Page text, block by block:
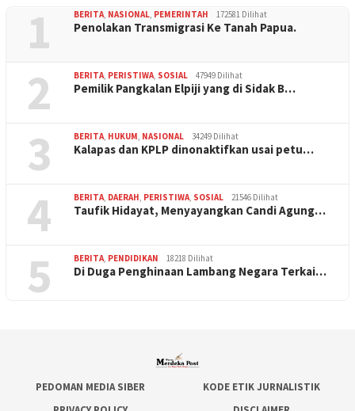
1 BERITA NASIONAL PEMERINTAH 172581 Dilihat
Penolakan Transmigrasi Ke Tanah Papua.
2 BERITA PERISTIWA SOSIAL 47949 Dilihat
Pemilik Pangkalan Elpiji yang di Sidak B…
3 BERITA HUKUM NASIONAL 34249 Dilihat
Kalapas dan KPLP dinonaktifkan usai petu…
4 BERITA DAERAH PERISTIWA SOSIAL 21546 Dilihat
Taufik Hidayat, Menyayangkan Candi Agung…
5 BERITA PENDIDIKAN 18218 Dilihat
Di Duga Penghinaan Lambang Negara Terkai…
PEDOMAN MEDIA SIBER
KODE ETIK JURNALISTIK